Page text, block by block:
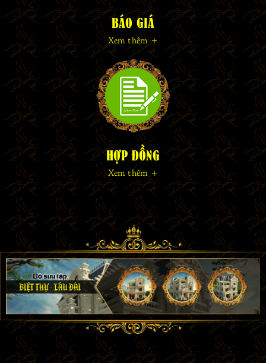
BÁO GIÁ
Xem thêm +
HỢP ĐỒNG
Xem thêm +